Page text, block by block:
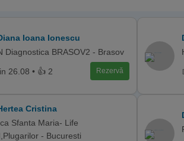
Ioana Ionescu
Diagnostica BRASOV2 - Brasov
26.08 • 👍 2 Rezervă
Cristina
Sfanta Maria- Life
- Bucuresti